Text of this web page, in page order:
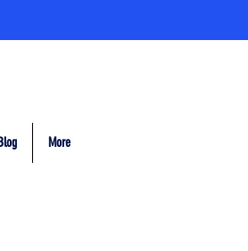
More